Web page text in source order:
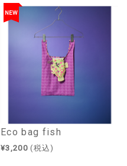
NEW
Eco bag fish
¥3,200 (税込)